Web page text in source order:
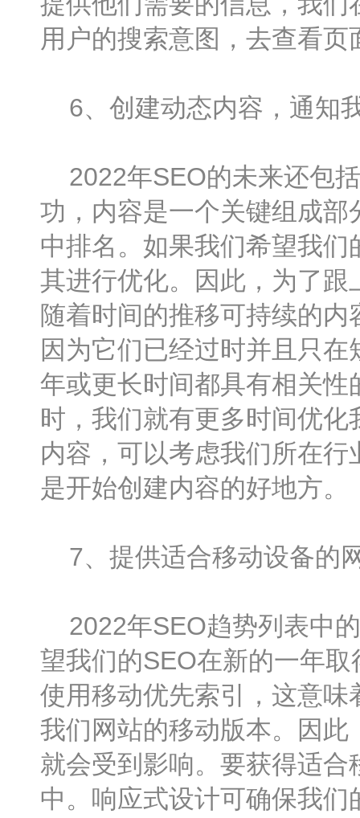
用户的搜索意图，去查看页
6、创建动态内容，通知
2022年SEO的未来还包
功，内容是一个关键组成
中排名。如果我们希望我
其进行优化。因此，为了
随着时间的推移可持续的
因为它们已经过时并且只
年或更长时间都具有相关
时，我们就有更多时间优
内容，可以考虑我们所在
是开始创建内容的好地方。
7、提供适合移动设备的
2022年SEO趋势列表中
望我们的SEO在新的一年
使用移动优先索引，这意
我们网站的移动版本。因
就会受到影响。要获得适
中。响应式设计可确保我